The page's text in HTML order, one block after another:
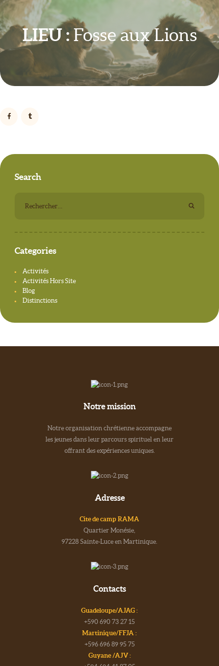
LIEU :Fosse aux Lions
Search
Categories
Activités
Activités Hors Site
Blog
Distinctions
Notre mission
Notre organisation chrétienne accompagne
les jeunes dans leur parcours spirituel en leur
offrant des expériences uniques.
Adresse
Cite de camp RAMA
Quartier Monésie,
97228 Sainte-Luce en Martinique.
Contacts
Guadeloupe/AJAG :
+590 690 73 27 15
Martinique/FFJA :
+596 696 89 95 75
Guyane /AJV :